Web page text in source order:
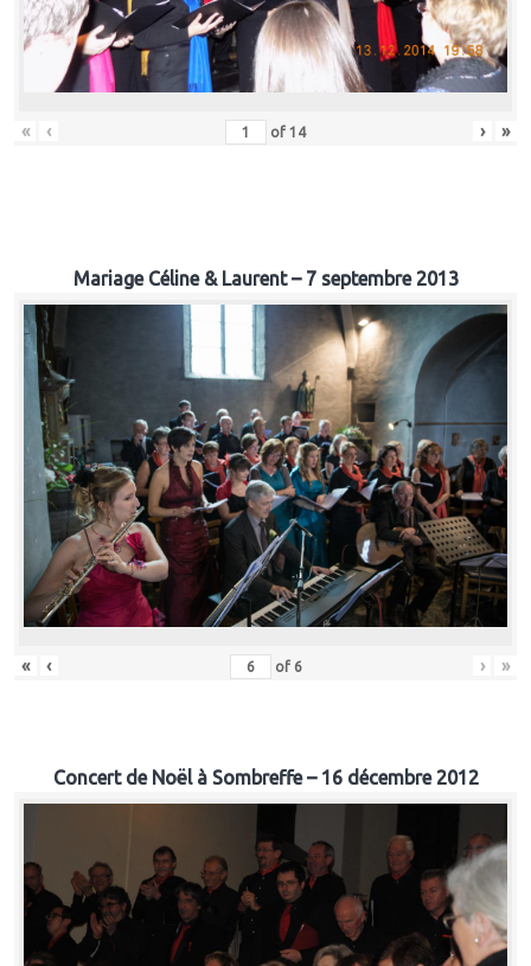
« ‹ of 14 › »
Mariage Céline & Laurent – 7 septembre 2013
« ‹ of 6 › »
Concert de Noël à Sombreffe – 16 décembre 2012